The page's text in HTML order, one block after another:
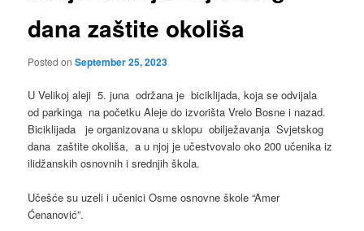
dana zaštite okoliša
Posted onSeptember 25, 2023
U Velikoj aleji 5. juna održana je biciklijada, koja se odvijala
od parkinga na početku Aleje do izvorišta Vrelo Bosne i nazad.
Biciklijada je organizovana u sklopu obilježavanja Svjetskog
dana zaštite okoliša, a u njoj je učestvovalo oko 200 učenika iz
ilidžanskih osnovnih i srednjih škola.
Učešće su uzeli i učenici Osme osnovne škole “Amer
Ćenanović”.